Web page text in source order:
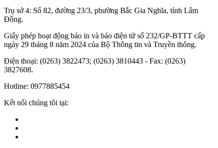
Trụ sở 4: Số 82, đường 23/3, phường Bắc Gia Nghĩa, tỉnh Lâm
Đồng.
Giấy phép hoạt động báo in và báo điện tử số 232/GP-BTTT cấp
ngày 29 tháng 8 năm 2024 của Bộ Thông tin và Truyền thông.
Điện thoại: (0263) 3822473; (0263) 3810443 - Fax: (0263)
3827608.
Hotline: 0977885454
Kết nối chúng tôi tại: